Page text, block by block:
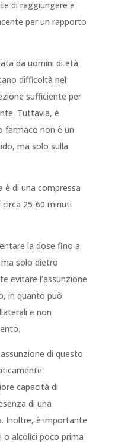
di raggiungere e
per un rapporto
da uomini di età
difficoltà nel
sufficiente per
Tuttavia, è
farmaco non è un
ma solo sulla
è di una compressa
25-60 minuti
la dose fino a
solo dietro
evitare l’assunzione
in quanto può
e non
di questo
capacità di
di una
Inoltre, è importante
o alcolici poco prima